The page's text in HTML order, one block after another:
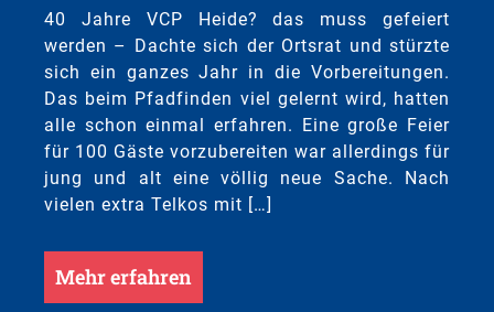
40 Jahre VCP Heide? das muss gefeiert
werden – Dachte sich der Ortsrat und stürzte
sich ein ganzes Jahr in die Vorbereitungen.
Das beim Pfadfinden viel gelernt wird, hatten
alle schon einmal erfahren. Eine große Feier
für 100 Gäste vorzubereiten war allerdings für
jung und alt eine völlig neue Sache. Nach
vielen extra Telkos mit […]
Mehr erfahren